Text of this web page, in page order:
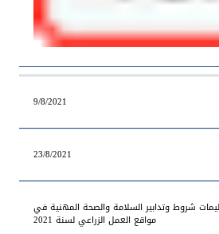
9/8/2021
23/8/2021
شروط وتدابير السلامة والصحة المهنية في
مواقع العمل الزراعي لسنة 2021